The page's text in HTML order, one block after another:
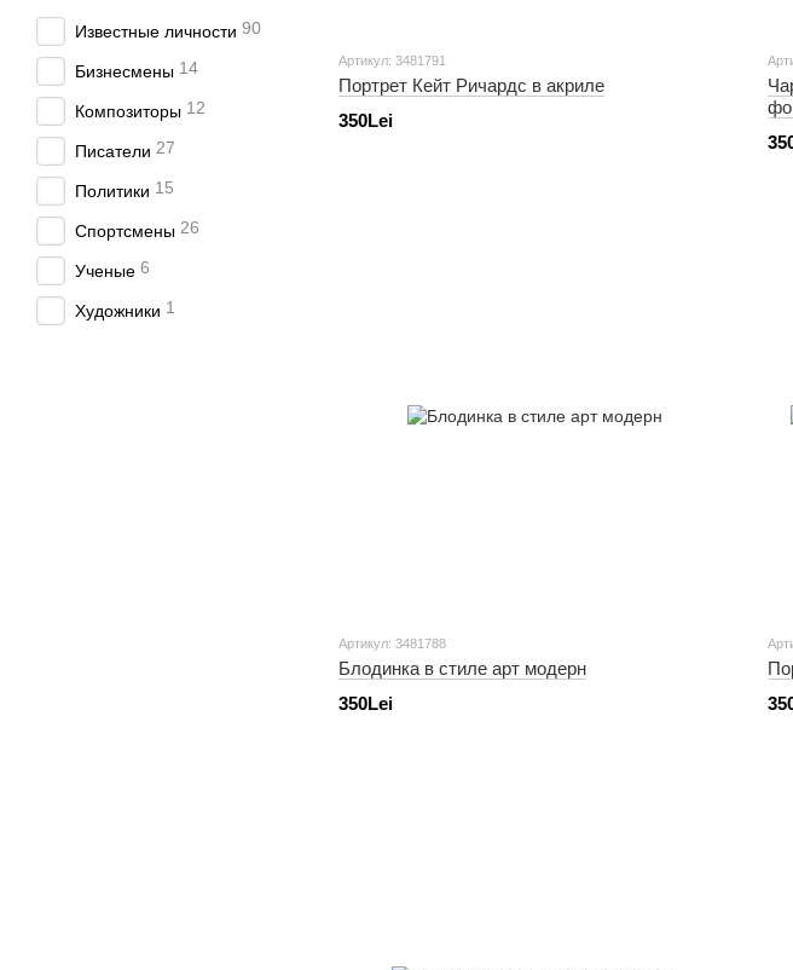
Артикул: 3481791
Портрет Кейт Ричардс в акриле
350Lei
Артикул: 3481788
Блодинка в стиле арт модерн
350Lei
Известные личности 90
Бизнесмены 14
Композиторы 12
Писатели 27
Политики 15
Спортсмены 26
Ученые 6
Художники 1